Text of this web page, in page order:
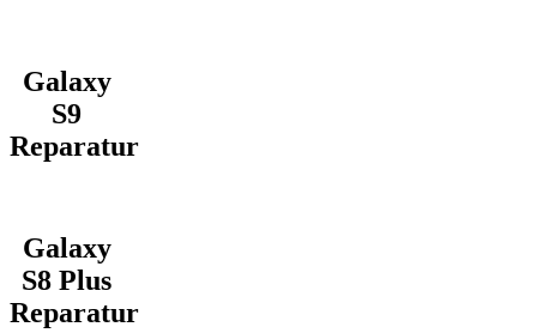
Galaxy
S9
Reparatur
Galaxy
S8 Plus
Reparatur